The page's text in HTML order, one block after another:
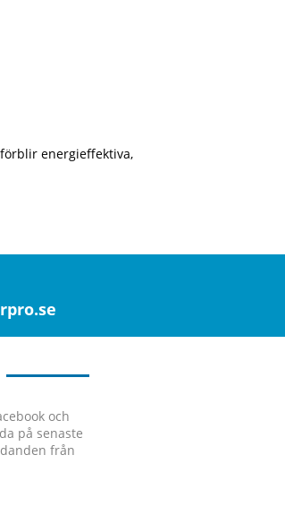
energieffektiva,
och
på senaste
från